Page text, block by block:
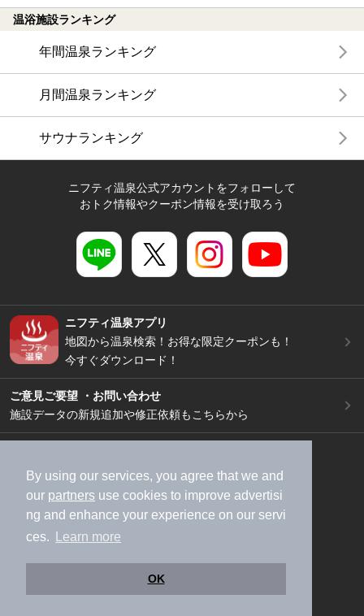
By using our services, you agree that we and
our partners use cookies to improve advertisi
ng and enhance your experience on our servi
ces.
Learn more
OK
温浴施設ランキング
年間温泉ランキング
月間温泉ランキング
サウナランキング
ニフティ温泉公式アカウントをフォローして
おトク情報やクーポン情報を受け取ろう
ニフティ温泉アプリ
地図から温泉検索！お得な限定クーポンも！
今すぐダウンロード！
ご意見ご要望 ・お問い合わせ
施設データの新規追加や修正依頼もこちらから
加盟店募集（資料請求）
広告出稿のご案内
利用規約
ライフスタイルMEMBERS+規約
特定商取引法に基づく表記
ヘルプ
採用情報
運営会社